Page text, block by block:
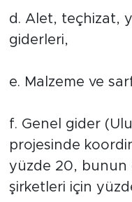
d. Alet, teçhizat,
giderleri,
e. Malzeme ve
f. Genel gider
projesinde
yüzde 20, bunun
şirketleri için